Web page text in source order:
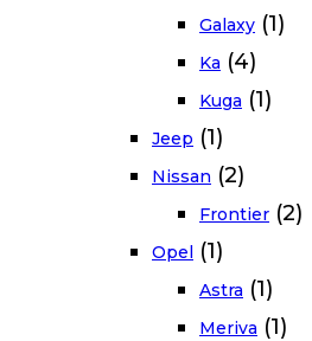
Galaxy (1)
Ka (4)
Kuga (1)
Jeep (1)
Nissan (2)
Frontier (2)
Opel (1)
Astra (1)
Meriva (1)